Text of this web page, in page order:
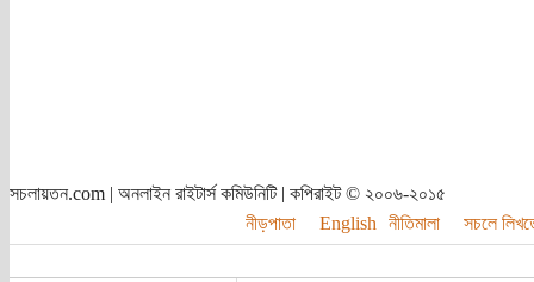
সচলায়তন.com | অনলাইন রাইটার্স কমিউনিটি | কপিরাইট © ২০০৬-২০১৫
নীড়পাতা
English নীতিমালা সচলে